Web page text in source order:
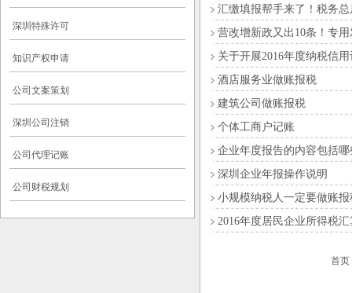
深圳特殊许可
知识产权申请
公司文案策划
深圳公司注销
公司代理记账
公司财税规划
汇缴填报帮手来了！税务
营改增新政又出10条！专
关于开展2016年度纳税信
酒店服务业做账报税
建筑公司做账报税
个体工商户记账
企业年度报告的内容包括哪
深圳企业年报操作说明
小规模纳税人一定要做账报
2016年度居民企业所得税
首页